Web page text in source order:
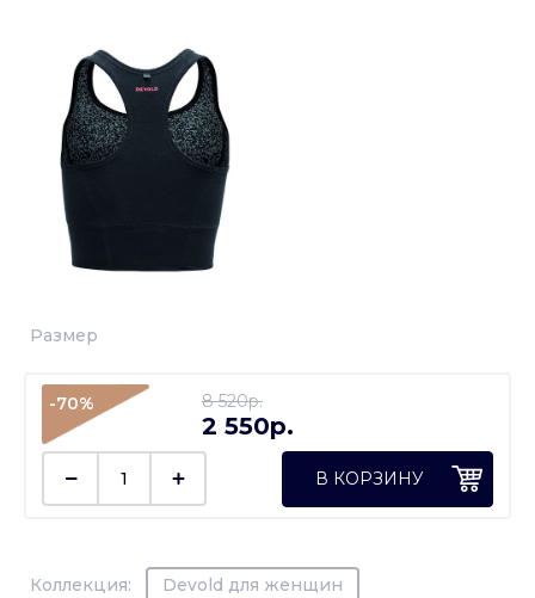
Коллекция: Devold для женщин
Размер
-70% 8 520p.
2 550p.
В КОРЗИНУ